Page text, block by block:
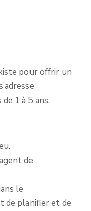
pour offrir un
1 à 5 ans.
de
le
de planifier et de